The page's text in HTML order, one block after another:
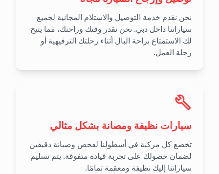
نحن نقدم خدمة التوصيل والاستلام المجانية لجميع
سياراتنا داخل دبي. نحن نقدر وقتك وراحتك، مما يتيح
لك الاستمتاع براحة البال أثناء رحلتك الترفيهية أو
رحلة العمل.
سيارات نظيفة ومصانة بشكل مثالي
تخضع كل مركبة في أسطولنا لفحص وصيانة دقيقين
لضمان حصولك على تجربة قيادة متفوقة. يتم تسليم
سياراتنا إليك نظيفة ومعقمة تمامًا.